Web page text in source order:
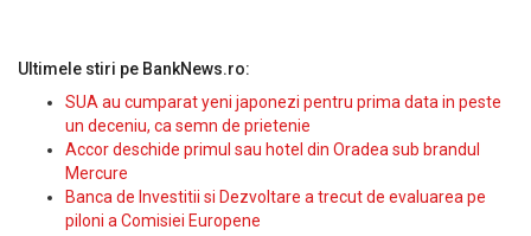
Ultimele stiri pe BankNews.ro:
SUA au cumparat yeni japonezi pentru prima data in peste
un deceniu, ca semn de prietenie
Accor deschide primul sau hotel din Oradea sub brandul
Mercure
Banca de Investitii si Dezvoltare a trecut de evaluarea pe
piloni a Comisiei Europene